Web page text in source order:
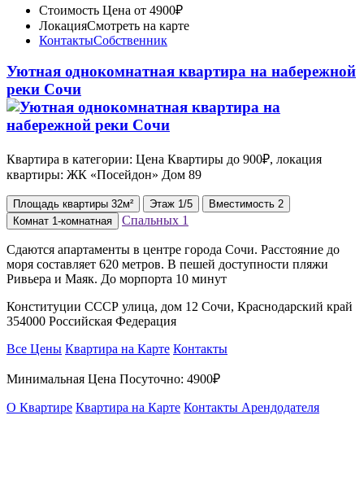
Стоимость Цена от 4900₽
ЛокацияСмотреть на карте
КонтактыСобственник
Уютная однокомнатная квартира на набережной
реки Сочи
Квартира в категории: Цена Квартиры до 900₽, локация
квартиры: ЖК «Посейдон» Дом 89
Площадь квартиры 32м² Этаж 1/5 Вместимость 2
Комнат 1-комнатная Спальных 1
Сдаются апартаменты в центре города Сочи. Расстояние до
моря составляет 620 метров. В пешей доступности пляжи
Ривьера и Маяк. До морпорта 10 минут
Конституции СССР улица, дом 12 Сочи, Краснодарский край
354000 Российская Федерация
Все Цены Квартира на Карте Контакты
Минимальная Цена Посуточно: 4900₽
О Квартире Квартира на Карте Контакты Арендодателя